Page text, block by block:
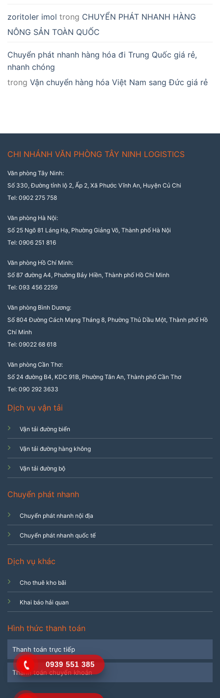
zoritoler imol trong CHUYỂN PHÁT NHANH HÀNG
NÔNG SẢN TOÀN QUỐC
Chuyển phát nhanh hàng hóa đi Trung Quốc giá rẻ,
nhanh chóng
trong Vận chuyển hàng hóa Việt Nam sang Đức giá rẻ
CHI NHÁNH VĂN PHÒNG TÂY NINH LOGISTICS
Văn phòng Tây Ninh:
Số 330, Đường tỉnh lộ 2, Ấp 2, Xã Phước Vĩnh An, Huyện Củ Chi
Tel: 0902 275 758
Văn phòng Hà Nội:
Số 25 Ngõ 81 Láng Hạ, Phường Giảng Võ, Thành phố Hà Nội
Tel: 0906 251 816
Văn phòng Hồ Chí Minh:
Số 87 đường A4, Phường Bảy Hiền, Thành phố Hồ Chí Minh
Tel: 093 456 2259
Văn phòng Bình Dương:
Số 804 Đường Cách Mạng Tháng 8, Phường Thủ Dầu Một, Thành phố Hồ
Chí Minh
Tel: 09022 68 618
Văn phòng Cần Thơ:
Số 24 đường B4, KDC 91B, Phường Tân An, Thành phố Cần Thơ
Tel: 090 292 3633
Dịch vụ vận tải
Vận tải đường biển
Vận tải đường hàng không
Vận tải đường bộ
Chuyển phát nhanh
Chuyển phát nhanh nội địa
Chuyển phát nhanh quốc tế
Dịch vụ khác
Cho thuê kho bãi
Khai báo hải quan
Hình thức thanh toán
Thanh toán trực tiếp
Thanh toán chuyển khoản
0939 551 385